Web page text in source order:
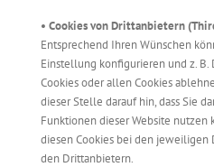
• Cookies von Drittanbietern
Entsprechend Ihren Wünschen
Einstellung konfigurieren und z.
Cookies oder allen Cookies
dieser Stelle darauf hin, dass Sie
Funktionen dieser Website nutzen
diesen Cookies bei den jeweiligen
den Drittanbietern.